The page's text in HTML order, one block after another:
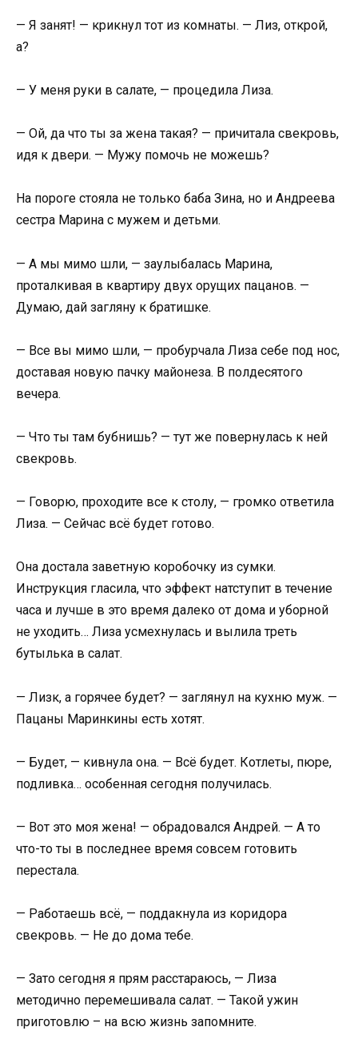
— Я занят! — крикнул тот из комнаты. — Лиз, открой,
а?
— У меня руки в салате, — процедила Лиза.
— Ой, да что ты за жена такая? — причитала свекровь,
идя к двери. — Мужу помочь не можешь?
На пороге стояла не только баба Зина, но и Андреева
сестра Марина с мужем и детьми.
— А мы мимо шли, — заулыбалась Марина,
проталкивая в квартиру двух орущих пацанов. —
Думаю, дай загляну к братишке.
— Все вы мимо шли, — пробурчала Лиза себе под нос,
доставая новую пачку майонеза. В полдесятого
вечера.
— Что ты там бубнишь? — тут же повернулась к ней
свекровь.
— Говорю, проходите все к столу, — громко ответила
Лиза. — Сейчас всё будет готово.
Она достала заветную коробочку из сумки.
Инструкция гласила, что эффект натступит в течение
часа и лучше в это время далеко от дома и уборной
не уходить… Лиза усмехнулась и вылила треть
бутылька в салат.
— Лизк, а горячее будет? — заглянул на кухню муж. —
Пацаны Маринкины есть хотят.
— Будет, — кивнула она. — Всё будет. Котлеты, пюре,
подливка… особенная сегодня получилась.
— Вот это моя жена! — обрадовался Андрей. — А то
что-то ты в последнее время совсем готовить
перестала.
— Работаешь всё, — поддакнула из коридора
свекровь. — Не до дома тебе.
— Зато сегодня я прям расстараюсь, — Лиза
методично перемешивала салат. — Такой ужин
приготовлю – на всю жизнь запомните.